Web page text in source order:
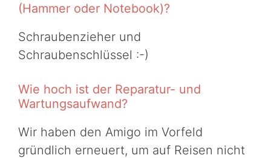
(Hammer oder Notebook)?
Schraubenzieher und
Schraubenschlüssel :-)
Wie hoch ist der Reparatur- und
Wartungsaufwand?
Wir haben den Amigo im Vorfeld
gründlich erneuert, um auf Reisen nicht